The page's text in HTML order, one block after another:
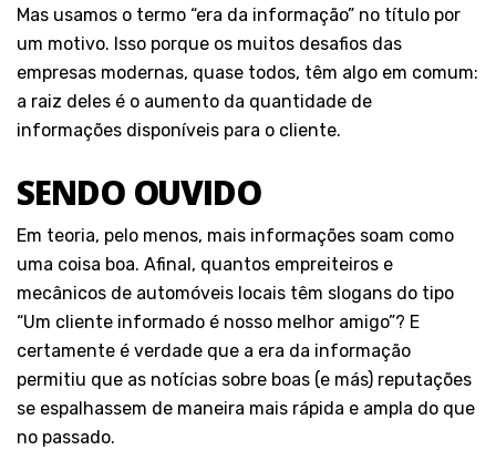
Mas usamos o termo “era da informação” no título por
um motivo. Isso porque os muitos desafios das
empresas modernas, quase todos, têm algo em comum:
a raiz deles é o aumento da quantidade de
informações disponíveis para o cliente.
SENDO OUVIDO
Em teoria, pelo menos, mais informações soam como
uma coisa boa. Afinal, quantos empreiteiros e
mecânicos de automóveis locais têm slogans do tipo
“Um cliente informado é nosso melhor amigo”? E
certamente é verdade que a era da informação
permitiu que as notícias sobre boas (e más) reputações
se espalhassem de maneira mais rápida e ampla do que
no passado.